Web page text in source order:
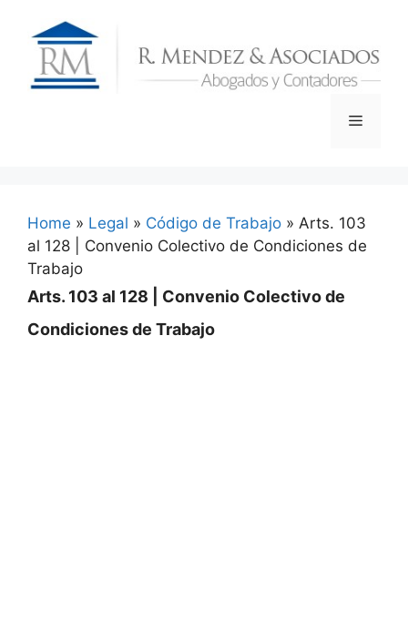
content
Menu
Home » Legal » Código de Trabajo » Arts. 103
al 128 | Convenio Colectivo de Condiciones de
Trabajo
Arts. 103 al 128 | Convenio Colectivo de
Condiciones de Trabajo